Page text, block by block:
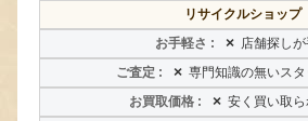
リサイクルショップ
× 店舗探し
× 専門知識の無いス
× 安く買い取ら